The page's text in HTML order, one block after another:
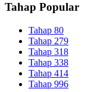
Tahap Popular
Tahap 80
Tahap 279
Tahap 318
Tahap 338
Tahap 414
Tahap 996